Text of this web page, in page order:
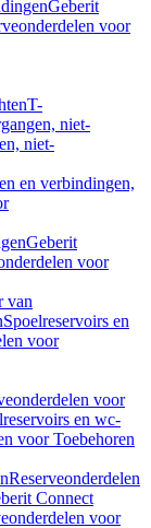
Geberit
voor
T-
niet-
niet-
en verbindingen,
Geberit
voor
van
Spoelreservoirs en
voor
voor
en wc-
voor Toebehoren
Reserveonderdelen
Connect
voor